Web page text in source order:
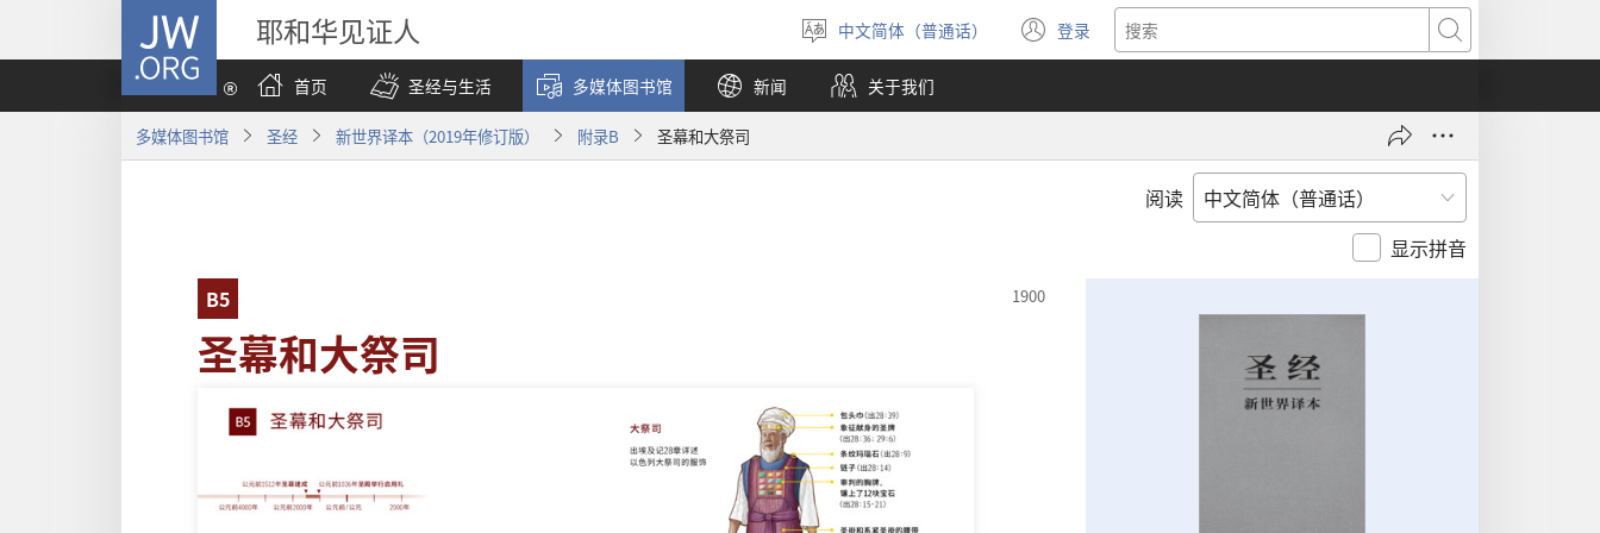
JW.ORG 耶和华见证人
选
择
语
言
中文简体（普通话） 登录
（打
开
窗
搜
索
首页
圣经与生活 多媒体图书馆 新闻 关于我们
多媒体图书馆 圣经 新世界译本（2019年修订版） 附录B 圣幕和大祭司
阅读
显示拼音
B5
圣幕和大祭司